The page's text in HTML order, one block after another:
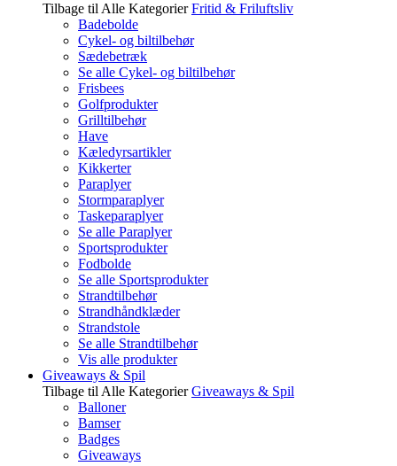
Tilbage til Alle Kategorier Fritid & Friluftsliv
Badebolde
Cykel- og biltilbehør
Sædebetræk
Se alle Cykel- og biltilbehør
Frisbees
Golfprodukter
Grilltilbehør
Have
Kæledyrsartikler
Kikkerter
Paraplyer
Stormparaplyer
Taskeparaplyer
Se alle Paraplyer
Sportsprodukter
Fodbolde
Se alle Sportsprodukter
Strandtilbehør
Strandhåndklæder
Strandstole
Se alle Strandtilbehør
Vis alle produkter
Giveaways & Spil
Tilbage til Alle Kategorier Giveaways & Spil
Balloner
Bamser
Badges
Giveaways